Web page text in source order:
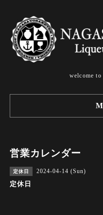
welcome to
営業カレンダー
定休日 2024-04-14 (Sun)
定休日